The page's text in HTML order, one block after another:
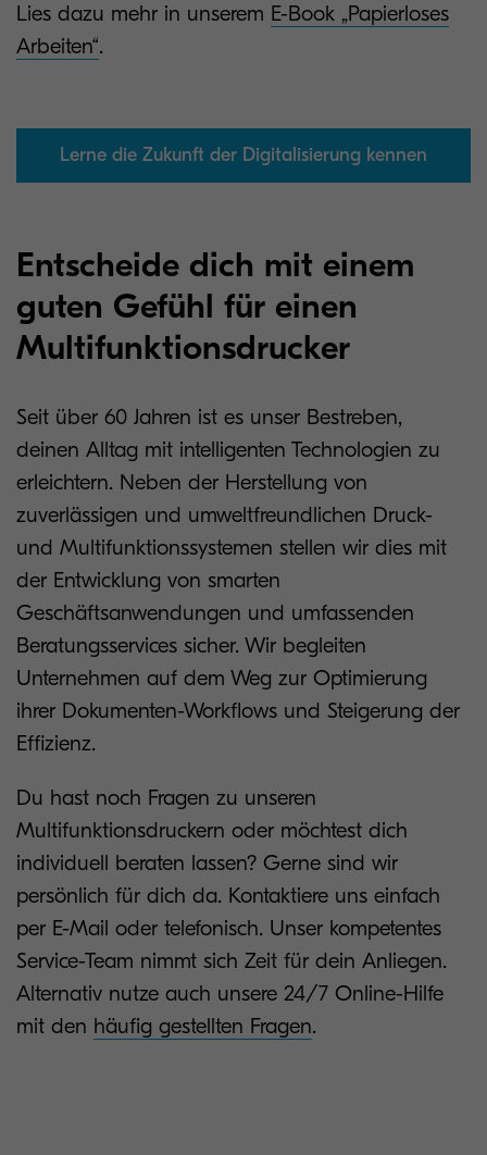
Lies dazu mehr in unserem E-Book „Papierloses
Arbeiten“.
Lerne die Zukunft der Digitalisierung kennen
Entscheide dich mit einem
guten Gefühl für einen
Multifunktionsdrucker
Seit über 60 Jahren ist es unser Bestreben,
deinen Alltag mit intelligenten Technologien zu
erleichtern. Neben der Herstellung von
zuverlässigen und umweltfreundlichen Druck-
und Multifunktionssystemen stellen wir dies mit
der Entwicklung von smarten
Geschäftsanwendungen und umfassenden
Beratungsservices sicher. Wir begleiten
Unternehmen auf dem Weg zur Optimierung
ihrer Dokumenten-Workflows und Steigerung der
Effizienz.
Du hast noch Fragen zu unseren
Multifunktionsdruckern oder möchtest dich
individuell beraten lassen? Gerne sind wir
persönlich für dich da. Kontaktiere uns einfach
per E-Mail oder telefonisch. Unser kompetentes
Service-Team nimmt sich Zeit für dein Anliegen.
Alternativ nutze auch unsere 24/7 Online-Hilfe
mit den häufig gestellten Fragen.